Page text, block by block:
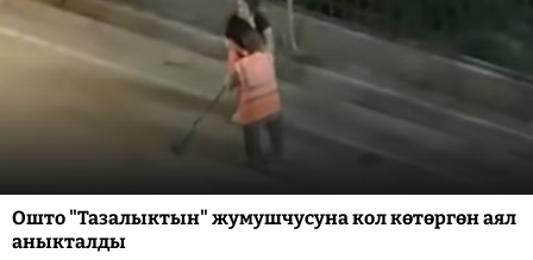
Ошто "Тазалыктын" жумушчусуна кол көтөргөн аял
аныкталды